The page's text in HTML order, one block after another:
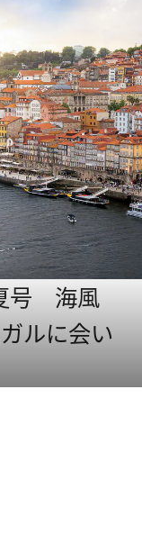
号 海風
ルに会い